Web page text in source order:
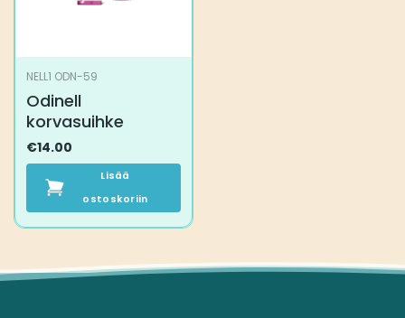
NELL1 ODN-59
Odinell
korvasuihke
€14.00
Lisää
ostoskoriin